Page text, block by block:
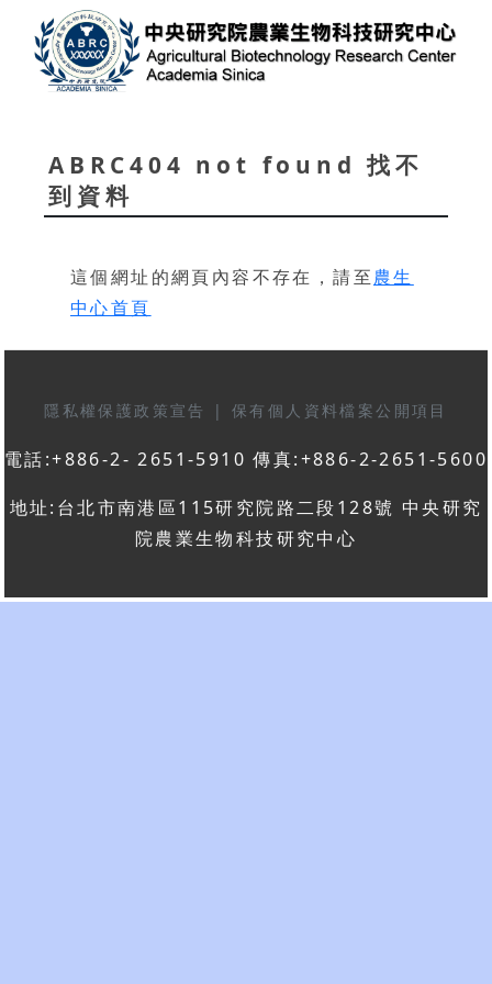
ABRC404 not found 找不
到資料
這個網址的網頁內容不存在，請至農生
中心首頁
隱私權保護政策宣告 | 保有個人資料檔案公開項目
電話:+886-2- 2651-5910 傳真:+886-2-2651-5600
地址:台北市南港區115研究院路二段128號 中央研究
院農業生物科技研究中心